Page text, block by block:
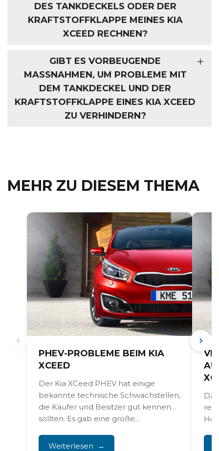
DES TANKDECKELS ODER DER
KRAFTSTOFFKLAPPE MEINES KIA
XCEED RECHNEN?
GIBT ES VORBEUGENDE
MASSNAHMEN, UM PROBLEME MIT D
EM TANKDECKEL UND DER K
RAFTSTOFFKLAPPE EINES KIA XCEED Z
U VERHINDERN?
MEHR ZU DIESEM THEMA
PHEV-PROBLEME BEIM KIA
XCEED
Der Kia XCeed PHEV hat einige
bekannte technische Schwachstellen,
die Käufer und Besitzer gut kennen
sollten. Es gab eine große...
Weiterlesen